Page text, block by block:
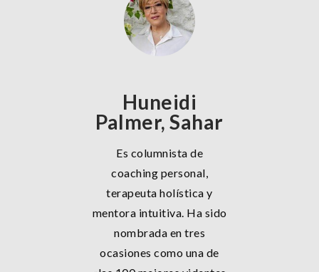
Huneidi
Palmer, Sahar
Es columnista de
coaching personal,
terapeuta holística y
mentora intuitiva. Ha sido
nombrada en tres
ocasiones como una de